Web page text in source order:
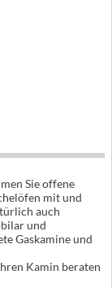
Sie offene
mit und
auch
und
Gaskamine und
Kamin beraten